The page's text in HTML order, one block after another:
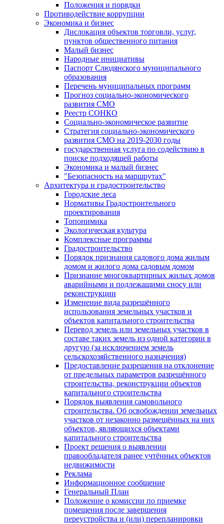
Положения и порядки
Противодействие коррупции
Экономика и бизнес
Дислокация объектов торговли, услуг,
пунктов общественного питания
Малый бизнес
Народные инициативы
Паспорт Слюдянского муниципального
образования
Перечень муниципальных программ
Прогноз социально-экономического
развития СМО
Реестр СОНКО
Социально-экономическое развитие
Стратегия социально-экономического
развития СМО на 2019-2030 годы
государственная услуга по содействию в
поиске подходящей работы
Экономика и малый бизнес
"Безопасность на маршрутах"
Архитектура и градостроительство
Городские леса
Нормативы Градостроительного
проектирования
Топонимика
Экологическая культура
Комплексные программы
Градостроительство
Порядок признания садового дома жилым
домом и жилого дома садовым домом
Признание многоквартирных жилых домов
аварийными и подлежащими сносу или
реконструкции
Изменение вида разрешённого
использования земельных участков и
объектов капитального строительства
Перевод земель или земельных участков в
составе таких земель из одной категории в
другую (за исключением земель
сельскохозяйственного назначения)
Предоставление разрешения на отклонение
от предельных параметров разрешённого
строительства, реконструкции объектов
капитального строительства
Порядок выявления самовольного
строительства. Об освобождении земельных
участков от незаконно размещённых на них
объектов, являющихся объектами
капитального строительства
Проект решения о выявлении
правообладателя ранее учтённых объектов
недвижимости
Реклама
Информационное сообщение
Генеральный План
Положение о комиссии по приемке
помещения после завершения
переустройства и (или) перепланировки